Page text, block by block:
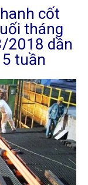
cốt
tháng
2018 dần
tuần